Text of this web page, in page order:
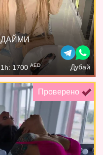
ДАЙМИ
1h: 1700 AED Дубай
Проверено